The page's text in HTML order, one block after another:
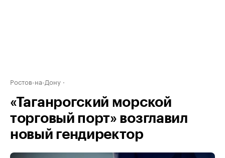
Ростов-на-Дону
«Таганрогский морской
торговый порт» возглавил
новый гендиректор